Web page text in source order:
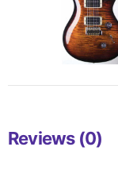
Reviews (0)